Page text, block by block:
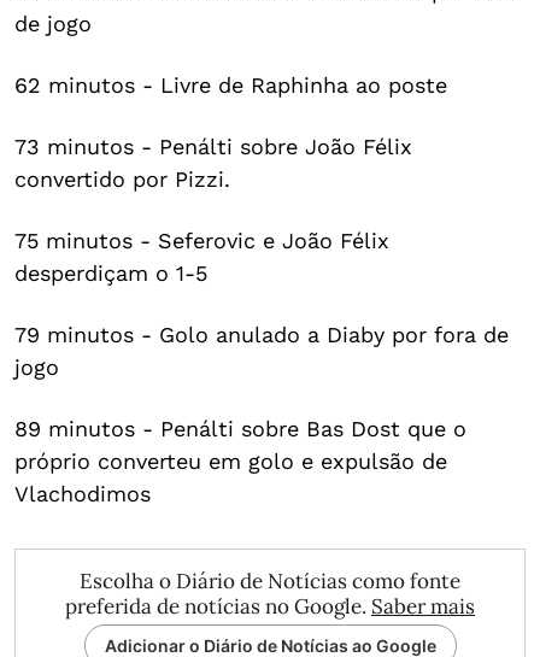
de jogo
62 minutos - Livre de Raphinha ao poste
73 minutos - Penálti sobre João Félix
convertido por Pizzi.
75 minutos - Seferovic e João Félix
desperdiçam o 1-5
79 minutos - Golo anulado a Diaby por fora de
jogo
89 minutos - Penálti sobre Bas Dost que o
próprio converteu em golo e expulsão de
Vlachodimos
Escolha o Diário de Notícias como fonte
preferida de notícias no Google. Saber mais
Adicionar o Diário de Notícias ao Google